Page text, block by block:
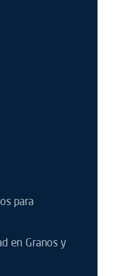
para
en Granos y